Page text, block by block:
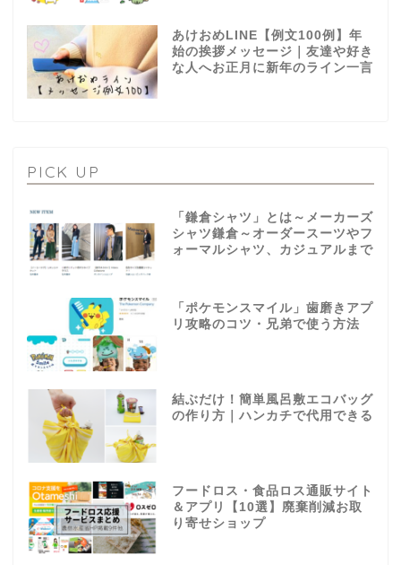
あけおめLINE【例文100例】年
始の挨拶メッセージ｜友達や好き
な人へお正月に新年のライン一言
PICK UP
「鎌倉シャツ」とは～メーカーズ
シャツ鎌倉～オーダースーツやフ
ォーマルシャツ、カジュアルまで
「ポケモンスマイル」歯磨きアプ
リ攻略のコツ・兄弟で使う方法
結ぶだけ！簡単風呂敷エコバッグ
の作り方｜ハンカチで代用できる
フードロス・食品ロス通販サイト
＆アプリ【10選】廃棄削減お取
り寄せショップ